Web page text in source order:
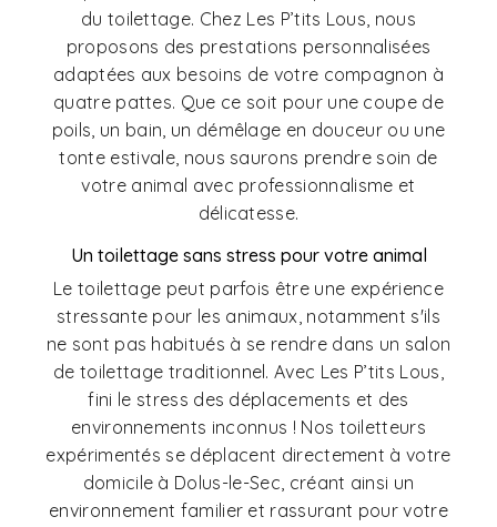
du toilettage. Chez Les P’tits Lous, nous
proposons des prestations personnalisées
adaptées aux besoins de votre compagnon à
quatre pattes. Que ce soit pour une coupe de
poils, un bain, un démêlage en douceur ou une
tonte estivale, nous saurons prendre soin de
votre animal avec professionnalisme et
délicatesse.
Un toilettage sans stress pour votre animal
Le toilettage peut parfois être une expérience
stressante pour les animaux, notamment s'ils
ne sont pas habitués à se rendre dans un salon
de toilettage traditionnel. Avec Les P’tits Lous,
fini le stress des déplacements et des
environnements inconnus ! Nos toiletteurs
expérimentés se déplacent directement à votre
domicile à Dolus-le-Sec, créant ainsi un
environnement familier et rassurant pour votre